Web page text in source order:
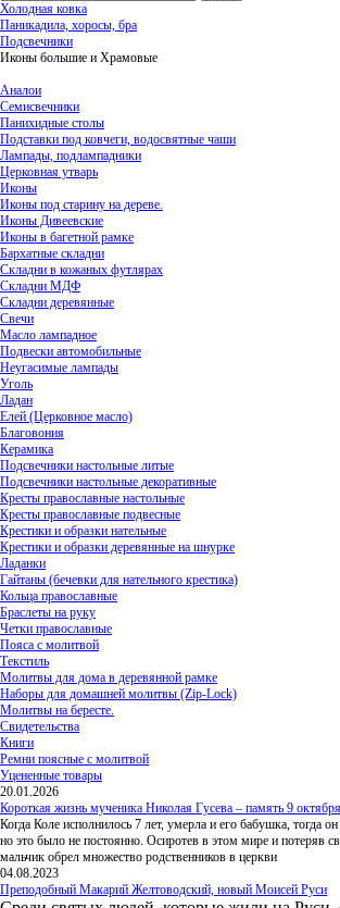
Холодная ковка
Паникадила, хоросы, бра
Подсвечники
Иконы большие и Храмовые
Аналои
Семисвечники
Панихидные столы
Подставки под ковчеги, водосвятные чаши
Лампады, подлампадники
Церковная утварь
Иконы
Иконы под старину на дереве.
Иконы Дивеевские
Иконы в багетной рамке
Бархатные складни
Складни в кожаных футлярах
Складни МДФ
Складни деревянные
Свечи
Масло лампадное
Подвески автомобильные
Неугасимые лампады
Уголь
Ладан
Елей (Церковное масло)
Благовония
Керамика
Подсвечники настольные литые
Подсвечники настольные декоративные
Кресты православные настольные
Кресты православные подвесные
Крестики и образки нательные
Крестики и образки деревянные на шнурке
Ладанки
Гайтаны (бечевки для нательного крестика)
Кольца православные
Браслеты на руку
Четки православные
Пояса с молитвой
Текстиль
Молитвы для дома в деревянной рамке
Наборы для домашней молитвы (Zip-Lock)
Молитвы на бересте.
Свидетельства
Книги
Ремни поясные с молитвой
Уцененные товары
20.01.2026
Короткая жизнь мученика Николая Гусева – память 9 октября
Когда Коле исполнилось 7 лет, умерла и его бабушка, тогда
но это было не постоянно. Осиротев в этом мире и потеряв
мальчик обрел множество родственников в церкви
04.08.2023
Преподобный Макарий Желтоводский, новый Моисей Руси